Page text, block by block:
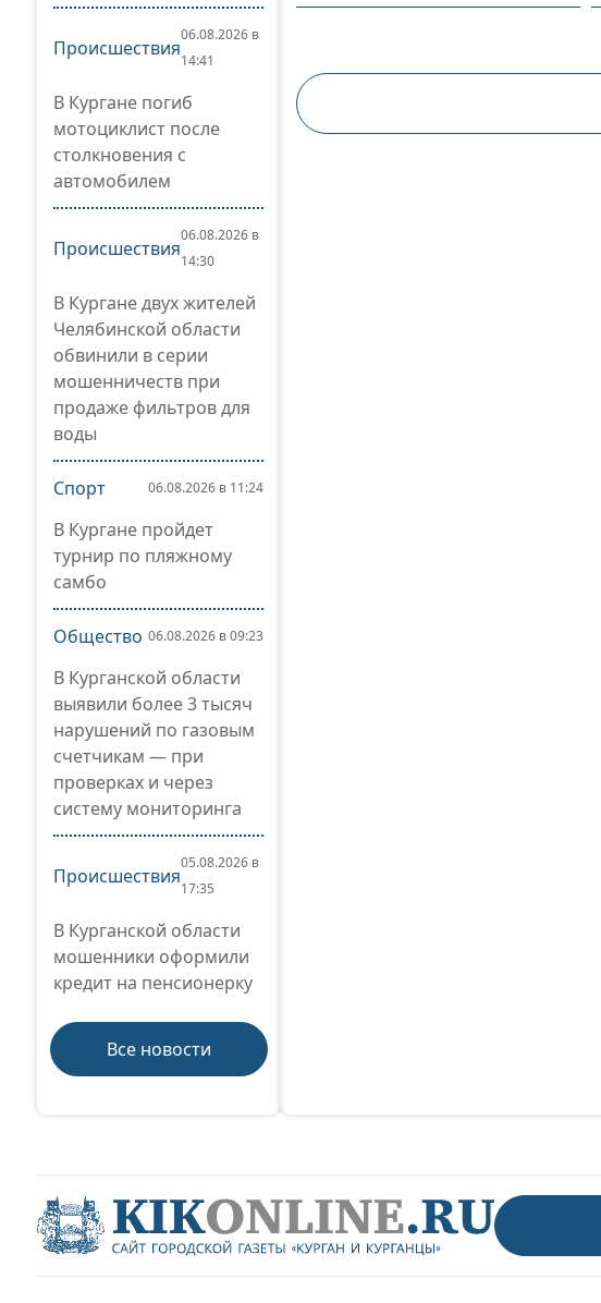
Происшествия
06.08.2026 в
14:41
В Кургане погиб
мотоциклист после
столкновения с
автомобилем
Происшествия
06.08.2026 в
14:30
В Кургане двух жителей
Челябинской области
обвинили в серии
мошенничеств при
продаже фильтров для
воды
Спорт 06.08.2026 в 11:24
В Кургане пройдет
турнир по пляжному
самбо
Общество 06.08.2026 в 09:23
В Курганской области
выявили более 3 тысяч
нарушений по газовым
счетчикам — при
проверках и через
систему мониторинга
Происшествия
05.08.2026 в
17:35
В Курганской области
мошенники оформили
кредит на пенсионерку
Все новости